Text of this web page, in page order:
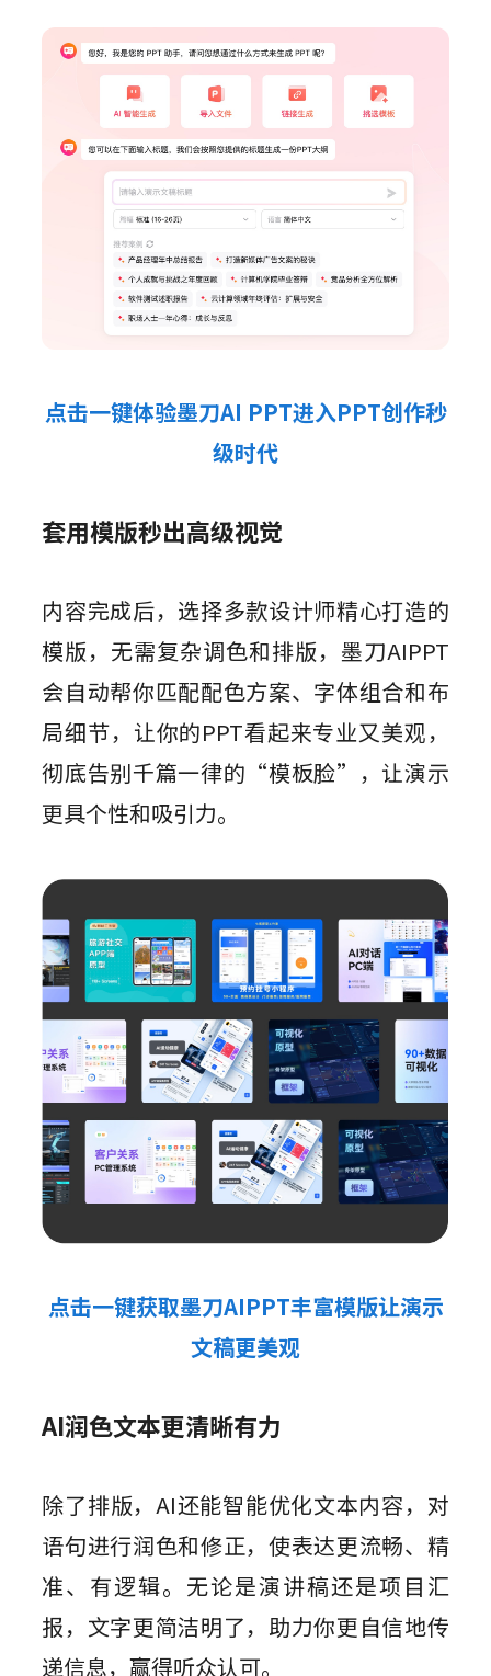
点击一键体验墨刀AI PPT进入PPT创作秒
级时代
套用模版秒出高级视觉
内容完成后，选择多款设计师精心打造的
模版，无需复杂调色和排版，墨刀AIPPT
会自动帮你匹配配色方案、字体组合和布
局细节，让你的PPT看起来专业又美观，
彻底告别千篇一律的“模板脸”，让演示
更具个性和吸引力。
点击一键获取墨刀AIPPT丰富模版让演示
文稿更美观
AI润色文本更清晰有力
除了排版，AI还能智能优化文本内容，对
语句进行润色和修正，使表达更流畅、精
准、有逻辑。无论是演讲稿还是项目汇
报，文字更简洁明了，助力你更自信地传
递信息，赢得听众认可。